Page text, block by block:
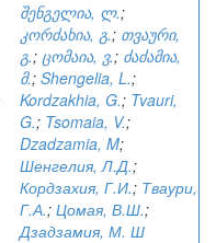
შენგელია, ლ.;
კორძახია, გ.; თვაური,
გ.; ცომაია, ვ.; ძაძამია,
მ.; Shengelia, L.;
Kordzakhia, G.; Tvauri,
G.; Tsomaia, V.;
Dzadzamia, M;
Шенгелия, Л.Д.;
Кордзахия, Г.И.; Тваури,
Г.А.; Цомая, В.Ш.;
Дзадзамия, М. Ш